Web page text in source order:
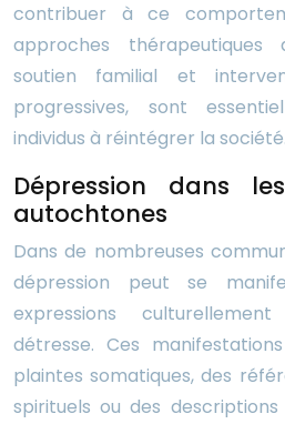
contribuer à ce
approches thérapeutiques
soutien familial et
progressives, sont
individus à réintégrer la société.
Dépression dans
autochtones
Dans de nombreuses
dépression peut se
expressions
détresse. Ces
plaintes somatiques, des
spirituels ou des